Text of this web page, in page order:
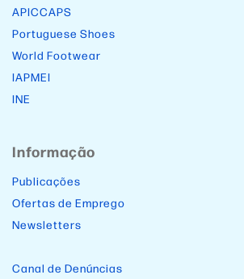
APICCAPS
Portuguese Shoes
World Footwear
IAPMEI
INE
Informação
Publicações
Ofertas de Emprego
Newsletters
Canal de Denúncias